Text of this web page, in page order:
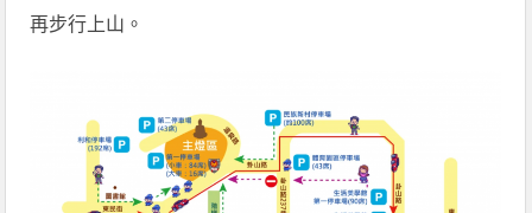
再步行上山。